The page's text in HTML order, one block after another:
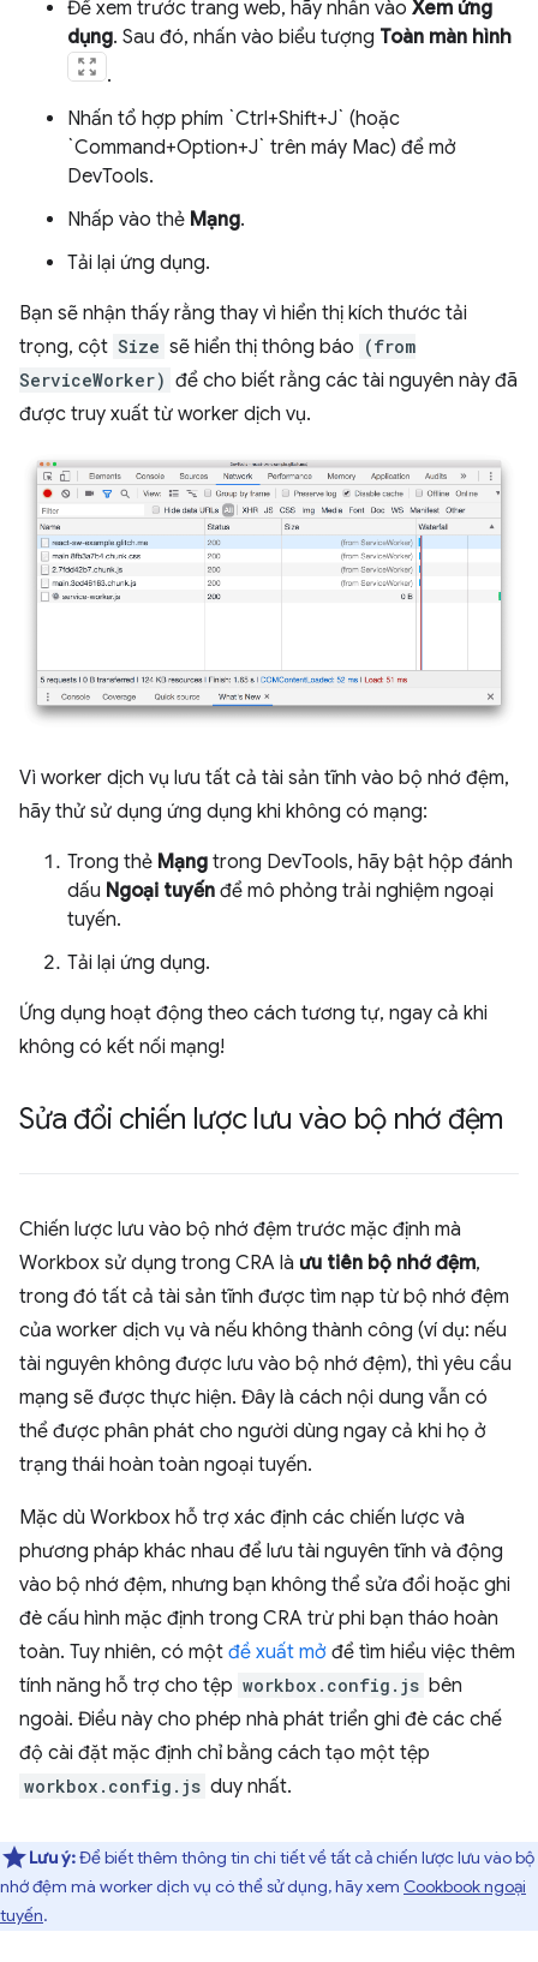
Để xem trước trang web, hãy nhấn vào Xem ứng
dụng. Sau đó, nhấn vào biểu tượng Toàn màn hình
.
Nhấn tổ hợp phím `Ctrl+Shift+J` (hoặc
`Command+Option+J` trên máy Mac) để mở
DevTools.
Nhấp vào thẻ Mạng.
Tải lại ứng dụng.
Bạn sẽ nhận thấy rằng thay vì hiển thị kích thước tải
trọng, cột Size sẽ hiển thị thông báo (from
ServiceWorker) để cho biết rằng các tài nguyên này đã
được truy xuất từ worker dịch vụ.
Vì worker dịch vụ lưu tất cả tài sản tĩnh vào bộ nhớ đệm,
hãy thử sử dụng ứng dụng khi không có mạng:
Trong thẻ Mạng trong DevTools, hãy bật hộp đánh
dấu Ngoại tuyến để mô phỏng trải nghiệm ngoại
tuyến.
Tải lại ứng dụng.
Ứng dụng hoạt động theo cách tương tự, ngay cả khi
không có kết nối mạng!
Sửa đổi chiến lược lưu vào bộ nhớ đệm
Chiến lược lưu vào bộ nhớ đệm trước mặc định mà
Workbox sử dụng trong CRA là ưu tiên bộ nhớ đệm,
trong đó tất cả tài sản tĩnh được tìm nạp từ bộ nhớ đệm
của worker dịch vụ và nếu không thành công (ví dụ: nếu
tài nguyên không được lưu vào bộ nhớ đệm), thì yêu cầu
mạng sẽ được thực hiện. Đây là cách nội dung vẫn có
thể được phân phát cho người dùng ngay cả khi họ ở
trạng thái hoàn toàn ngoại tuyến.
Mặc dù Workbox hỗ trợ xác định các chiến lược và
phương pháp khác nhau để lưu tài nguyên tĩnh và động
vào bộ nhớ đệm, nhưng bạn không thể sửa đổi hoặc ghi
đè cấu hình mặc định trong CRA trừ phi bạn tháo hoàn
toàn. Tuy nhiên, có một đề xuất mở để tìm hiểu việc thêm
tính năng hỗ trợ cho tệp workbox.config.js bên
ngoài. Điều này cho phép nhà phát triển ghi đè các chế
độ cài đặt mặc định chỉ bằng cách tạo một tệp
workbox.config.js duy nhất.
Lưu ý:Để biết thêm thông tin chi tiết về tất cả chiến lược lưu vào bộ
nhớ đệm mà worker dịch vụ có thể sử dụng, hãy xem Cookbook ngoại
tuyến.